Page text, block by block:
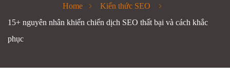
Home
Kiến thức SEO
15+ nguyên nhân khiến chiến dịch SEO thất bại và cách khắc
phục